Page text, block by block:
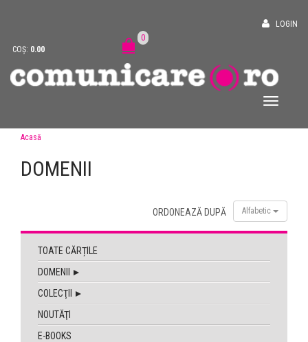
LOGIN
COȘ: 0.00
0
Acasă
DOMENII
Alfabetic
ORDONEAZĂ DUPĂ
TOATE CĂRȚILE
DOMENII
COLECŢII
NOUTĂŢI
E-BOOKS